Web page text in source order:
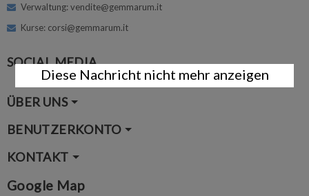
Verwaltung: vendite@gemmarum.it
Kurse: corsi@gemmarum.it
SOCIAL MEDIA
ÜBER UNS
BENUTZERKONTO
KONTAKT
Google Map
Diese Nachricht nicht mehr anzeigen